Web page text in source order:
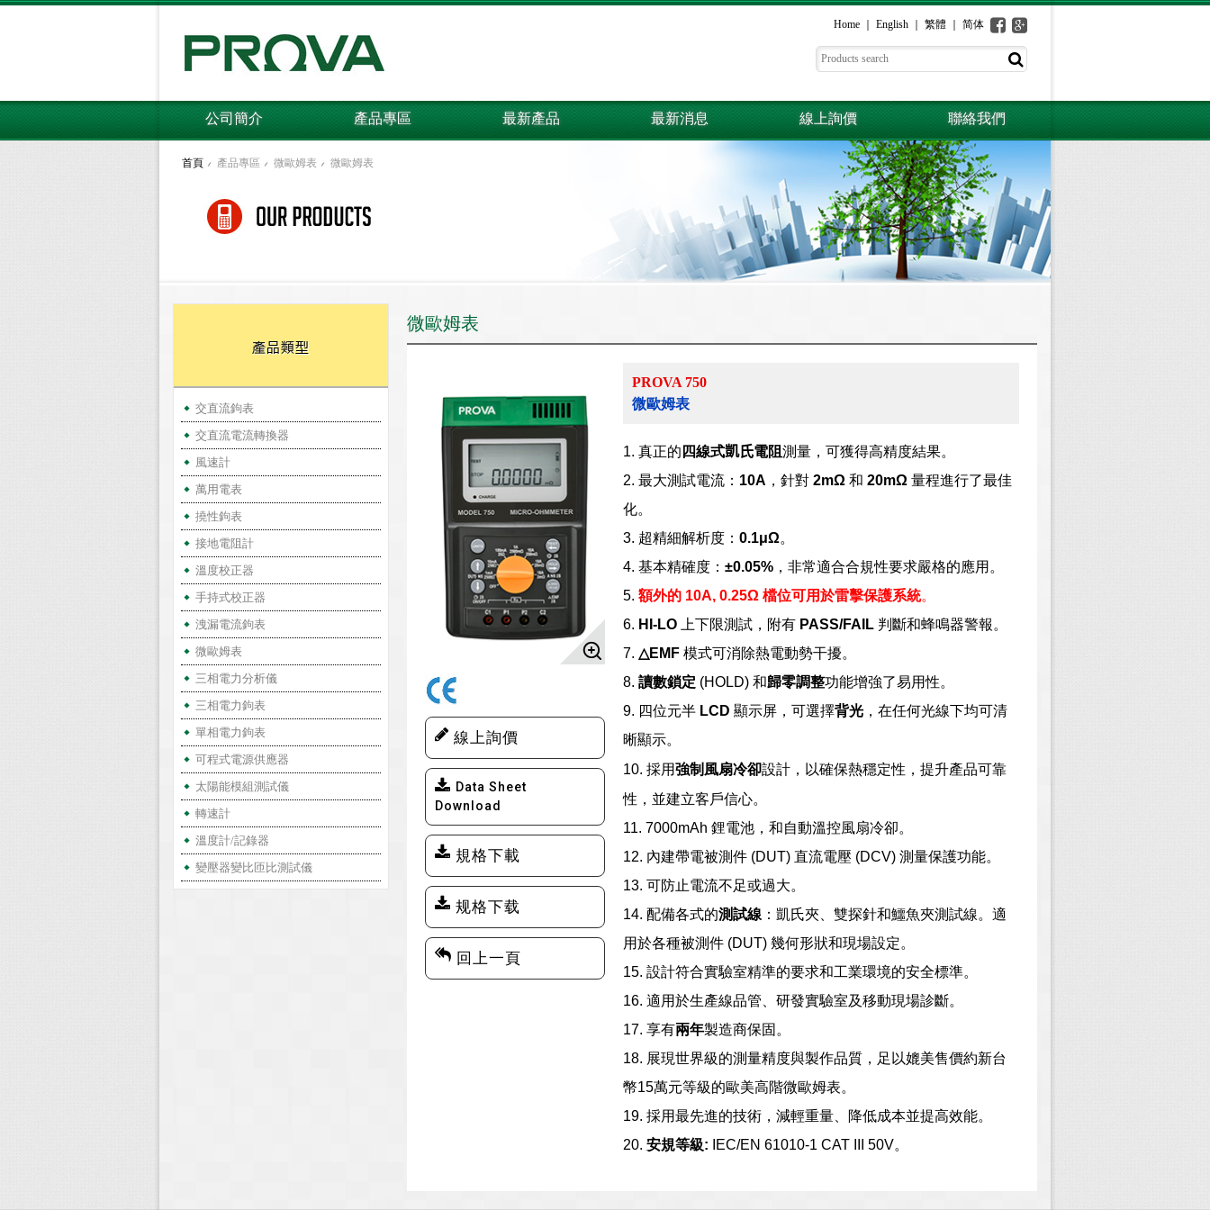
Home English 繁體 简体
公司簡介 產品專區 最新產品 最新消息 線上詢價 聯絡我們
首頁 產品專區 微歐姆表 微歐姆表
交直流鉤表
交直流電流轉換器
風速計
萬用電表
撓性鉤表
接地電阻計
溫度校正器
手持式校正器
洩漏電流鉤表
微歐姆表
三相電力分析儀
三相電力鉤表
單相電力鉤表
可程式電源供應器
太陽能模組測試儀
轉速計
溫度計/記錄器
變壓器變比匝比測試儀
微歐姆表
PROVA 750
微歐姆表
1. 真正的 四線式凱氏電阻測量，可獲得高精度結果。
2. 最大測試電流： 10A ，針對 2mΩ 和 20mΩ 量程進行了最佳
化。
3. 超精細解析度： 0.1μΩ。
4. 基本精確度： ±0.05% ，非常適合合規性要求嚴格的應用。
5. 額外的 10A, 0.25Ω 檔位可用於雷擊保護系統。
6. HI-LO 上下限測試，附有 PASS/FAIL 判斷和蜂鳴器警報。
7. △EMF 模式可消除熱電動勢干擾。
8. 讀數鎖定 (HOLD) 和歸零調整功能增強了易用性。
9. 四位元半 LCD 顯示屏，可選擇背光 ，在任何光線下均可清
晰顯示。
10. 採用強制風扇冷卻設計，以確保熱穩定性，提升產品可靠
性，並建立客戶信心。
11. 7000mAh 鋰電池，和自動溫控風扇冷卻。
12. 內建帶電被測件 (DUT) 直流電壓 (DCV) 測量保護功能。
13. 可防止電流不足或過大。
14. 配備各式的測試線 ：凱氏夾、雙探針和鱷魚夾測試線。適
用於各種被測件 (DUT) 幾何形狀和現場設定。
15. 設計符合實驗室精準的要求和工業環境的安全標準。
16. 適用於生產線品管、研發實驗室及移動現場診斷。
17. 享有兩年製造商保固。
18. 展現世界級的測量精度與製作品質，足以媲美售價約新台
幣15萬元等級的歐美高階微歐姆表。
19. 採用最先進的技術，減輕重量、降低成本並提高效能。
20. 安規等級: IEC/EN 61010-1 CAT III 50V。
線上詢價
Data Sheet
Download
規格下載
规格下载
回上一頁